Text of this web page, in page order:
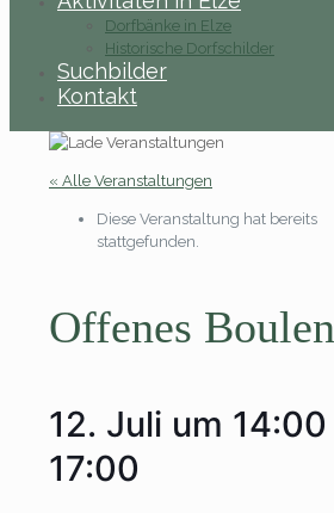
Dorfbänke in Elze
Historische Dorfschilder
Suchbilder
Kontakt
« Alle Veranstaltungen
Diese Veranstaltung hat bereits
stattgefunden.
Offenes Boulen
12. Juli um 14:00
17:00